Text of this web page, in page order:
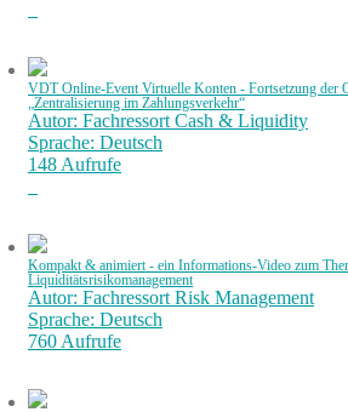
VDT Online-Event Virtuelle Konten - Fortsetzung der
„Zentralisierung im Zahlungsverkehr“
Autor: Fachressort Cash & Liquidity
Sprache: Deutsch
148 Aufrufe
Kompakt & animiert - ein Informations-Video zum
Liquiditätsrisikomanagement
Autor: Fachressort Risk Management
Sprache: Deutsch
760 Aufrufe